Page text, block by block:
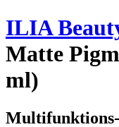
ILIA
Matte
ml)